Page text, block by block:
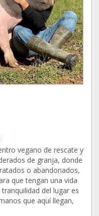
vegano de rescate y
de granja, donde
o abandonados,
que tengan una vida
del lugar es
que aquí llegan,